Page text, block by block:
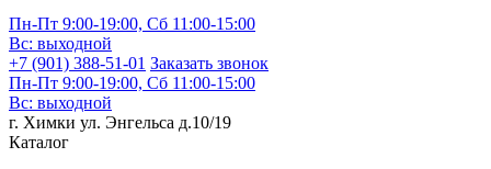
Пн-Пт 9:00-19:00, Сб 11:00-15:00
Вс: выходной
+7 (901) 388-51-01 Заказать звонок
Пн-Пт 9:00-19:00, Сб 11:00-15:00
Вс: выходной
г. Химки ул. Энгельса д.10/19
Каталог